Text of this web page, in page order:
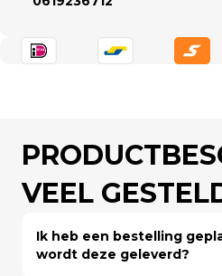
VEEL
Ik heb een bestelling
wordt deze geleverd?